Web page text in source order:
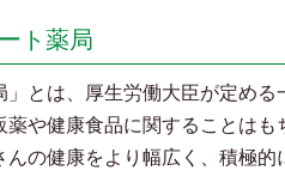
ト薬局
」とは、厚生労働大臣が定め
薬や健康食品に関することは
んの健康をより幅広く、積極的